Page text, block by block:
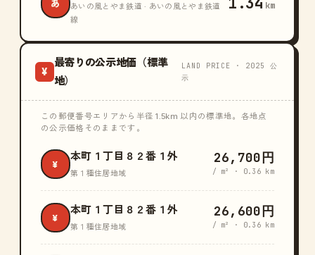
あ
あいの風とやま鉄道 · あいの風とやま鉄道
線
km
¥
最寄りの公示地価（標準
地）
LAND PRICE · 2025 公
示
この郵便番号エリアから半径 1.5km 以内の標準地。各地点
の公示価格そのままです。
¥
本町１丁目８２番１外
第１種住居地域
26,700円
/ m² · 0.36 km
¥
本町１丁目８２番１外
第１種住居地域
26,600円
/ m² · 0.36 km